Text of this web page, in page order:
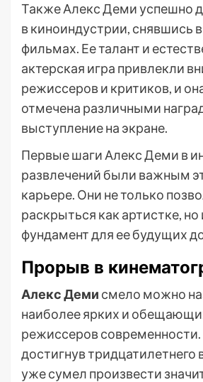
Также Алекс Деми успешно
в киноиндустрии, снявшись
фильмах. Ее талант и
актерская игра привлекли
режиссеров и критиков, и
отмечена различными
выступление на экране.
Первые шаги Алекс Деми в
развлечений были важным
карьере. Они не только
раскрыться как артистке, но
фундамент для ее будущих
Прорыв в
Алекс Деми смело можно
наиболее ярких и
режиссеров
достигнув тридцатилетнего
уже сумел произвести